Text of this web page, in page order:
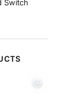
Switch